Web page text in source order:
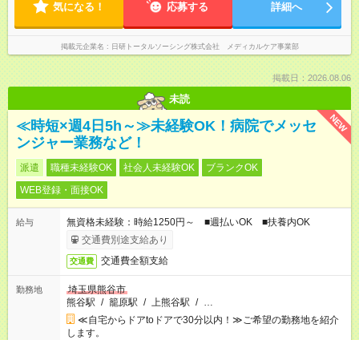
気になる！ 応募する 詳細へ
掲載元企業名 日研トータルソーシング株式会社 メディカルケア事業部
掲載日：2026.08.06
未読
NEW
≪時短×週4日5h～≫未経験OK！病院でメッセ
ンジャー業務など！
派遣 職種未経験OK 社会人未経験OK
ブランクOK
WEB登録・面接OK
給与
無資格未経験：時給1250円～ ■週払いOK ■扶養内OK
交通費別途支給あり
交通費 交通費全額支給
勤務地
埼玉県熊谷市
熊谷駅 / 籠原駅 / 上熊谷駅 / …
≪自宅からドアtoドアで30分以内！≫ご希望の勤務地を紹介
します。